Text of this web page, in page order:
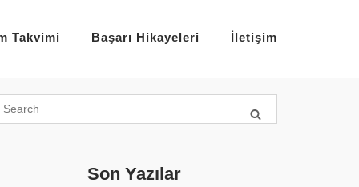
Takvimi Başarı Hikayeleri İletişim
Son Yazılar